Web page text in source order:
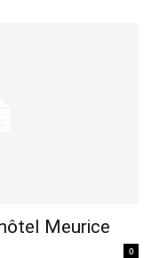
Meurice
0